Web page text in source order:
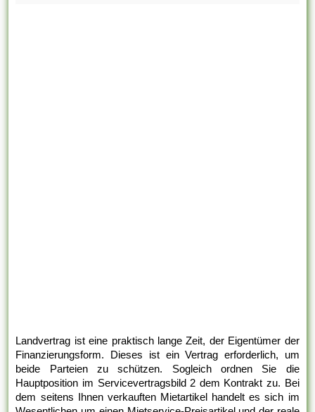
Landvertrag ist eine praktisch lange Zeit, der Eigentümer der
Finanzierungsform. Dieses ist ein Vertrag erforderlich, um
beide Parteien zu schützen. Sogleich ordnen Sie die
Hauptposition im Servicevertragsbild 2 dem Kontrakt zu. Bei
dem seitens Ihnen verkauften Mietartikel handelt es sich im